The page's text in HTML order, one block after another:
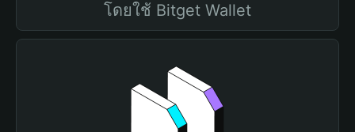
โดยใช้ Bitget Wallet